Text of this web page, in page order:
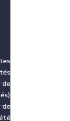
de
de